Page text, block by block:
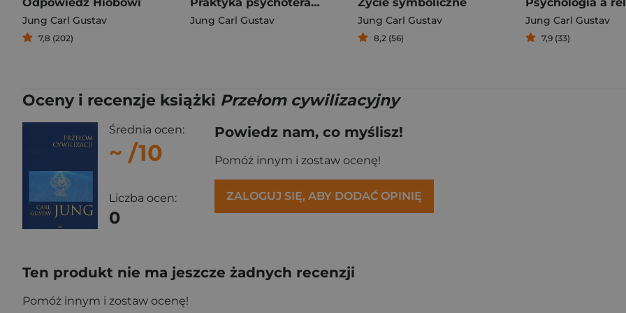
Jung Carl Gustav
7,8 (202)
Jung Carl Gustav Jung Carl Gustav
8,2 (56)
Jung Carl Gustav
7,9 (33)
Oceny i recenzje książki Przełom cywilizacyjny
Średnia ocen:
~ /10
Liczba ocen:
0
Powiedz nam, co myślisz!
Pomóż innym i zostaw ocenę!
ZALOGUJ SIĘ, ABY DODAĆ OPINIĘ
Ten produkt nie ma jeszcze żadnych recenzji
Pomóż innym i zostaw ocenę!